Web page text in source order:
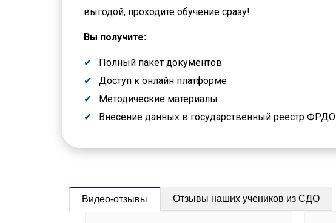
выгодой, проходите обучение сразу!
Вы получите:
Полный пакет документов
Доступ к онлайн платформе
Методические материалы
Внесение данных в государственный реестр ФРДО
Видео-отзывы Отзывы наших учеников из СДО